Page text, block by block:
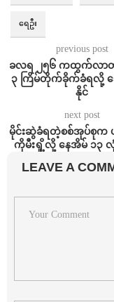
ရေဦး
previous post
ခလရ ၂၅၆ ကထွက်လာ
၃ ကြိမ်တိုက်ခိုက်ခံရလို့
နိုင်
next post
မိုင်းဆွဲခံရတဲ့စစ်အုပ်စုက ပ
ကိုမီးရှို့လို့ နေအိမ် ၁၃ လုံ
LEAVE A